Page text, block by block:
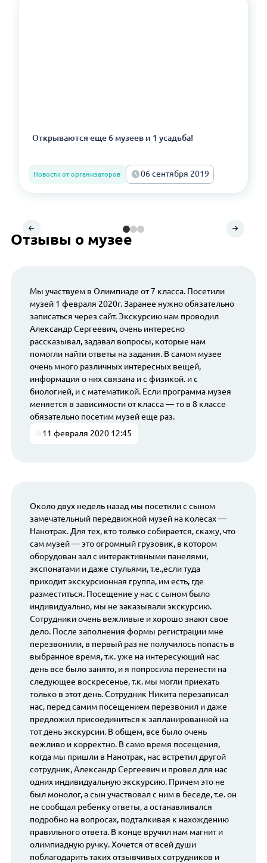
Открываются еще 6 музеев и 1 усадьба!
Новости от организаторов 06 сентября 2019
Отзывы о музее
Мы участвуем в Олимпиаде от 7 класса. Посетили
музей 1 февраля 2020г. Заранее нужно обязательно
записаться через сайт. Экскурсию нам проводил
Александр Сергеевич, очень интересно
рассказывал, задавал вопросы, которые нам
помогли найти ответы на задания. В самом музее
очень много различных интересных вещей,
информация о них связана и с физикой. и с
биологией, и с математикой. Если программа музея
меняется в зависимости от класса — то в 8 классе
обязательно посетим музей еще раз.
11 февраля 2020 12:45
Около двух недель назад мы посетили с сыном
замечательный передвижной музей на колесах —
Нанотрак. Для тех, кто только собирается, скажу, что
сам музей — это огромный грузовик, в котором
оборудован зал с интерактивными панелями,
экспонатами и даже стульями, т.е.,если туда
приходит экскурсионная группа, им есть, где
разместиться. Посещение у нас с сыном было
индивидуально, мы не заказывали экскурсию.
Сотрудники очень вежливые и хорошо знают свое
дело. После заполнения формы регистрации мне
перезвонили, в первый раз не получилось попасть в
выбранное время, т.к. уже на интересующий нас
день все было занято, и я попросила перенести на
следующее воскресенье, т.к. мы могли приехать
только в этот день. Сотрудник Никита перезаписал
нас, перед самим посещением перезвонил и даже
предложил присоединиться к запланированной на
тот день экскурсии. В общем, все было очень
вежливо и корректно. В само время посещения,
когда мы пришли в Нанотрак, нас встретил другой
сотрудник, Александр Сергеевич и провел для нас
одних индивидуальную экскурсию. Причем это не
был монолог, а сын участвовал с ним в беседе, т.е. он
не сообщал ребенку ответы, а останавливался
подробно на вопросах, подталкивая к нахождению
правильного ответа. В конце вручил нам магнит и
олимпиадную ручку. Хочется от всей души
поблагодарить таких отзывчивых сотрудников и